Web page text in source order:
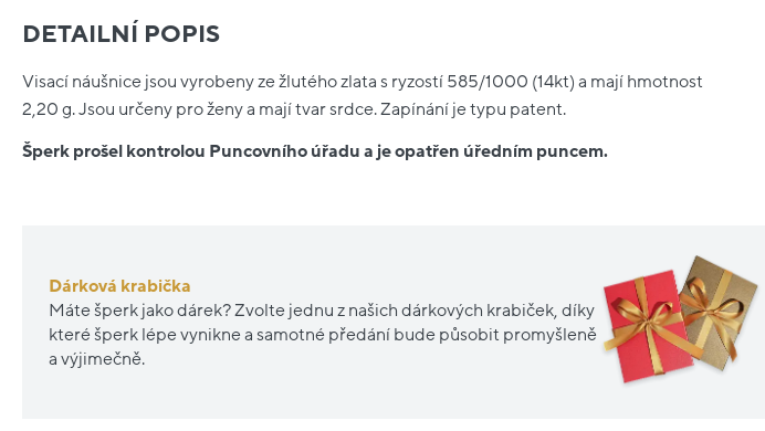
DETAILNÍ POPIS
Visací náušnice jsou vyrobeny ze žlutého zlata s ryzostí 585/1000 (14kt) a mají hmotnost
2,20 g. Jsou určeny pro ženy a mají tvar srdce. Zapínání je typu patent.
Šperk prošel kontrolou Puncovního úřadu a je opatřen úředním puncem.
Dárková krabička
Máte šperk jako dárek? Zvolte jednu z našich dárkových krabiček, díky
které šperk lépe vynikne a samotné předání bude působit promyšleně
a výjimečně.